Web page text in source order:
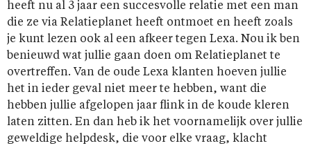
heeft nu al 3 jaar een succesvolle relatie met een man
die ze via Relatieplanet heeft ontmoet en heeft zoals
je kunt lezen ook al een afkeer tegen Lexa. Nou ik ben
benieuwd wat jullie gaan doen om Relatieplanet te
overtreffen. Van de oude Lexa klanten hoeven jullie
het in ieder geval niet meer te hebben, want die
hebben jullie afgelopen jaar flink in de koude kleren
laten zitten. En dan heb ik het voornamelijk over jullie
geweldige helpdesk, die voor elke vraag, klacht